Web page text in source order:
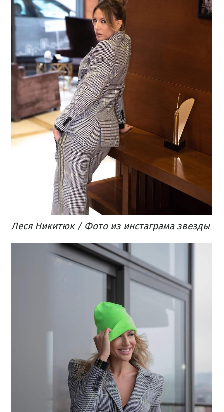
Леся Никитюк / Фото из инстаграма звезды